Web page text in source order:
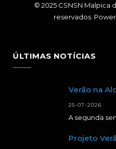
© 2025 CSNSN Malpica
reservados.
ÚLTIMAS NOTÍCIAS
Verão na
25-07-2026
Projeto